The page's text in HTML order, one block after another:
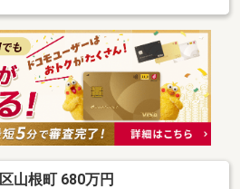
です。詳細はハウスラボまでお問合
山根町 680万円